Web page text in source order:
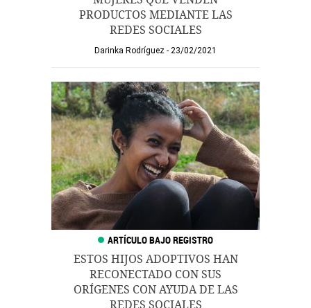
PRODUCTOS MEDIANTE LAS
REDES SOCIALES
Darinka Rodríguez 23/02/2021
ESTOS HIJOS ADOPTIVOS HAN
RECONECTADO CON SUS
ORÍGENES CON AYUDA DE LAS
REDES SOCIALES